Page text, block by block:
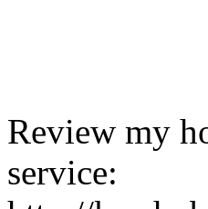
Review my
service: